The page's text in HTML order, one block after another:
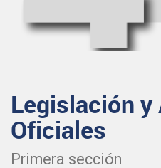
Legislación y
Oficiales
Primera sección